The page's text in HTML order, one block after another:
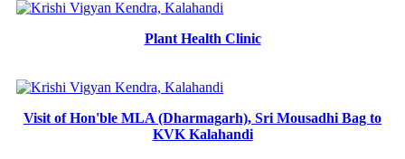
Plant Health Clinic
Visit of Hon'ble MLA (Dharmagarh), Sri Mousadhi Bag to
KVK Kalahandi